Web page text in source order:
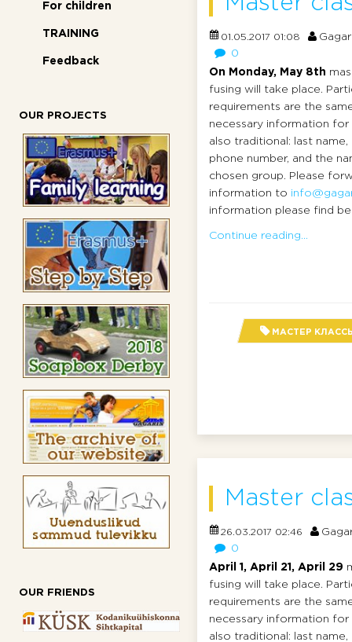
For children
TRAINING
Feedback
OUR PROJECTS
OUR FRIENDS
01.05.2017 01:08
0
On Monday, May 8th
fusing will take place.
requirements are the
necessary information for
also traditional: last name,
phone number, and the
chosen group. Please
information to
information please find
Continue reading...
МАСТЕР
Master
26.03.2017 02:46
0
April 1, April 21, April 29
fusing will take place.
requirements are the
necessary information for
also traditional: last name,